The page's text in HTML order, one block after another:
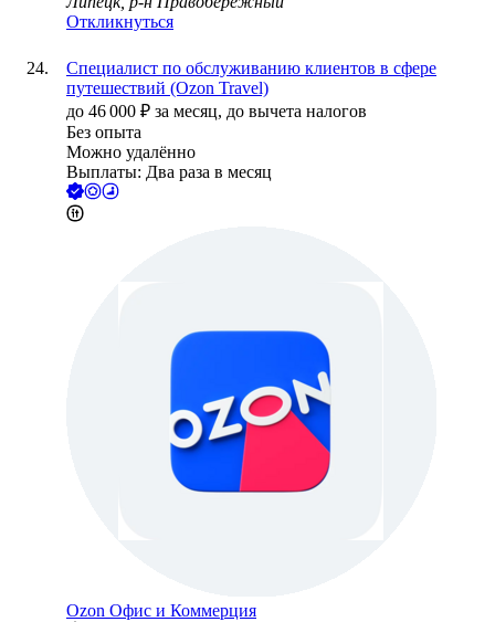
Откликнуться
Специалист по обслуживанию клиентов в сфере
путешествий (Ozon Travel)
до 46 000 ₽ за месяц, до вычета налогов
Без опыта
Можно удалённо
Выплаты: Два раза в месяц
Ozon Офис и Коммерция